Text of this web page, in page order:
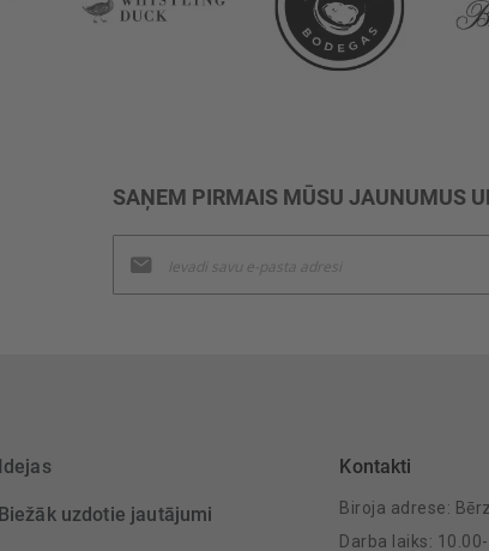
SAŅEM PIRMAIS MŪSU JAUNUMUS
jaunumu
saņemšanai:
Idejas
Biežāk uzdotie jautājumi
Kontakti
Biroja adrese:
Darba laiks: